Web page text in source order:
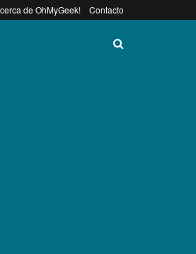
de OhMyGeek! Contacto